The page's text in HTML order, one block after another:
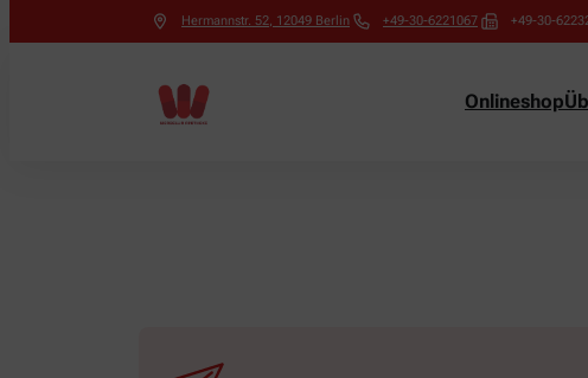
Hermannstr. 52, 12049 Berlin +49-30-6221067 +49-30-
Onlineshop